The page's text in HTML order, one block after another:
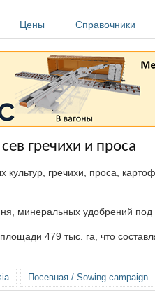
Цены Справочники
гречихи и проса
культур, гречихи, проса,
минеральных удобрений под
479 тыс. га, что
Посевная / Sowing campaign